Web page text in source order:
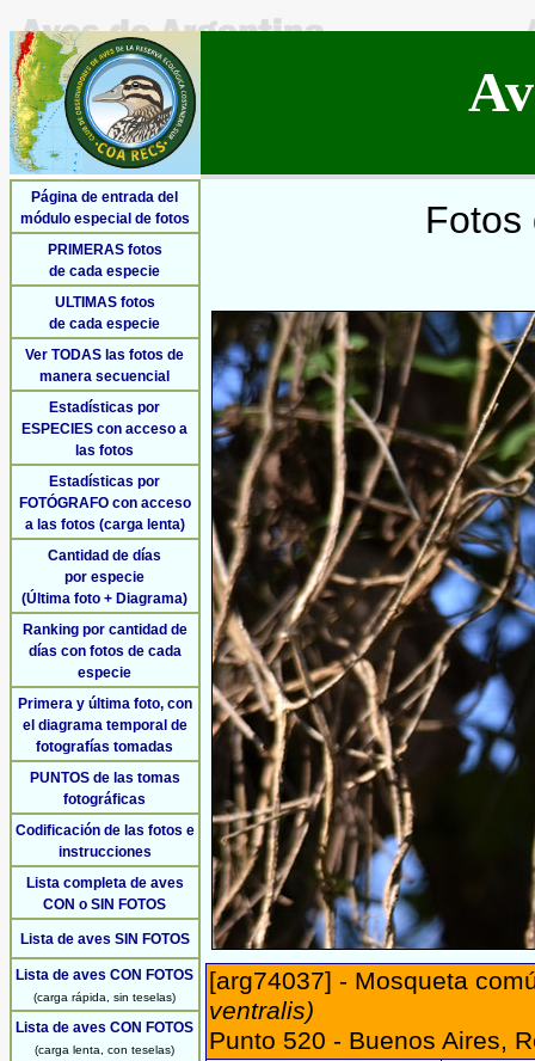
Página de entrada del
módulo especial de fotos
PRIMERAS fotos
de cada especie
ULTIMAS fotos
de cada especie
Ver TODAS las fotos de
manera secuencial
Estadísticas por
ESPECIES con acceso a
las fotos
Estadísticas por
FOTÓGRAFO con acceso
a las fotos (carga lenta)
Cantidad de días
por especie
(Última foto + Diagrama)
Ranking por cantidad de
días con fotos de cada
especie
Primera y última foto, con
el diagrama temporal de
fotografías tomadas
PUNTOS de las tomas
fotográficas
Codificación de las fotos e
instrucciones
Lista completa de aves
CON o SIN FOTOS
Lista de aves SIN FOTOS
Lista de aves CON FOTOS
(carga rápida, sin teselas)
Lista de aves CON FOTOS
(carga lenta, con teselas)
Fotos
[arg74037] - Mosqueta
ventralis)
Punto 520 - Buenos Aires,